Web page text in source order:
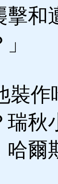
擊和
作
瑞秋
哈爾